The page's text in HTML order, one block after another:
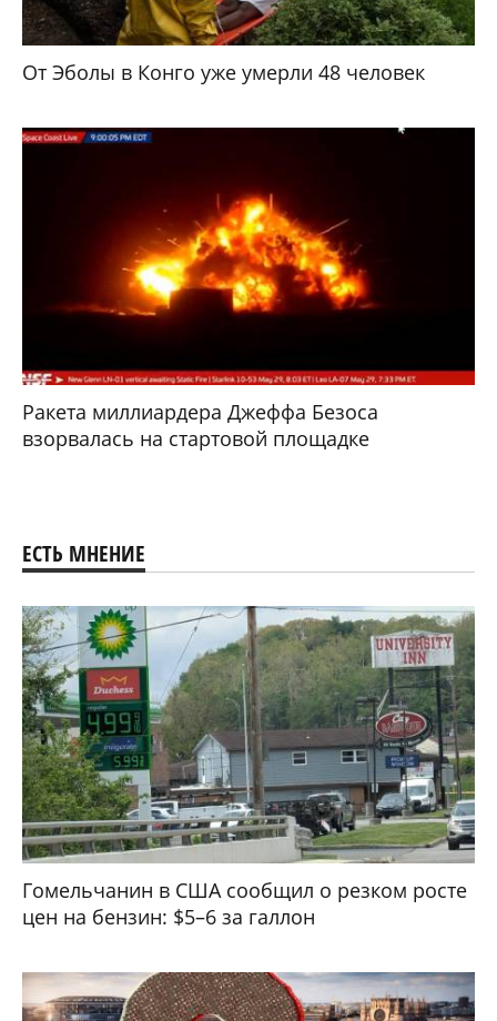
От Эболы в Конго уже умерли 48 человек
Ракета миллиардера Джеффа Безоса
взорвалась на стартовой площадке
ЕСТЬ МНЕНИЕ
Гомельчанин в США сообщил о резком росте
цен на бензин: $5–6 за галлон